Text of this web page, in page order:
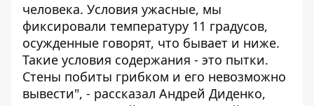
человека. Условия ужасные, мы
фиксировали температуру 11 градусов,
осужденные говорят, что бывает и ниже.
Такие условия содержания - это пытки.
Стены побиты грибком и его невозможно
вывести", - рассказал Андрей Диденко,